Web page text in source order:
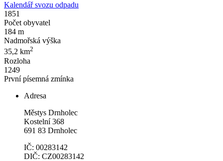
Kalendář svozu odpadu
1851
Počet obyvatel
184 m
Nadmořská výška
35,2 km2
Rozloha
1249
První písemná zmínka
Adresa
Městys Drnholec
Kostelní 368
691 83 Drnholec
IČ: 00283142
DIČ: CZ00283142